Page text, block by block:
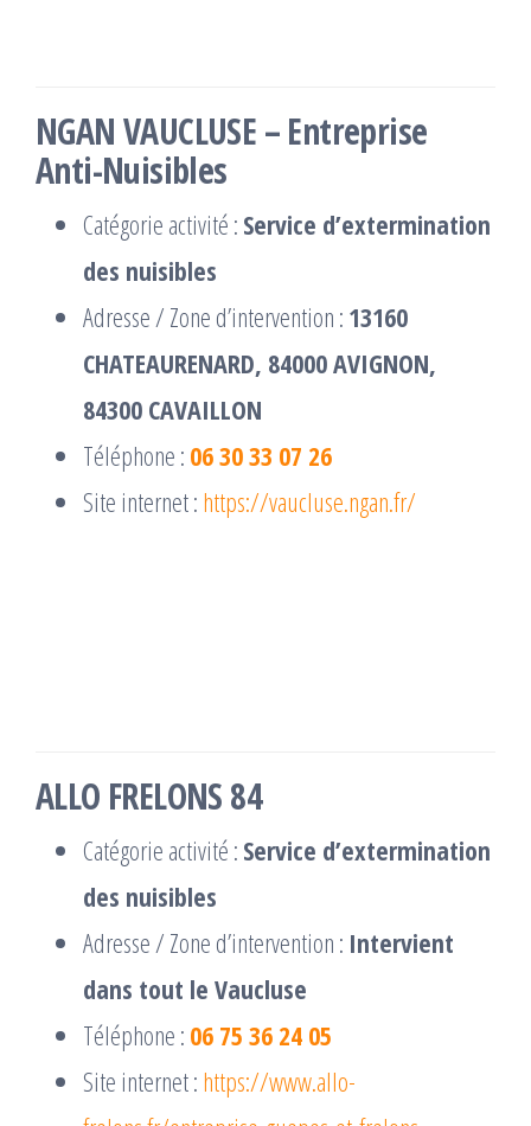
NGAN VAUCLUSE – Entreprise
Anti-Nuisibles
Catégorie activité : Service d’extermination
des nuisibles
Adresse / Zone d’intervention : 13160
CHATEAURENARD, 84000 AVIGNON,
84300 CAVAILLON
Téléphone : 06 30 33 07 26
Site internet : https://vaucluse.ngan.fr/
ALLO FRELONS 84
Catégorie activité : Service d’extermination
des nuisibles
Adresse / Zone d’intervention : Intervient
dans tout le Vaucluse
Téléphone : 06 75 36 24 05
Site internet : https://www.allo-